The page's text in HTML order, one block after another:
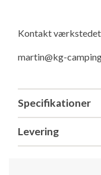
GPDR -
GPDR - KG
Kontakt
martin@kg-
Specifikationer
Levering